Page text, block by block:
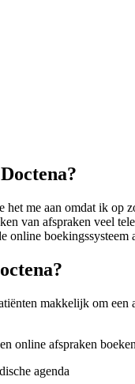
me aan omdat ik
van afspraken veel
online boekingssysteem
makkelijk om
online afspraken
agenda